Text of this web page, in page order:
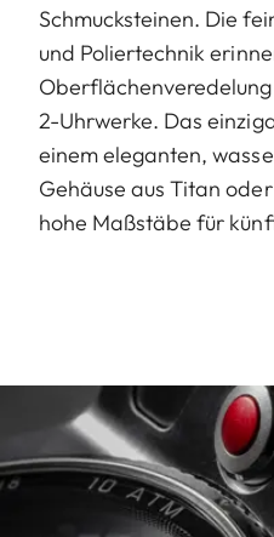
Schmucksteinen. Die
und Poliertechnik
2-Uhrwerke. Das
einem eleganten,
Gehäuse aus Titan
hohe Maßstäbe für